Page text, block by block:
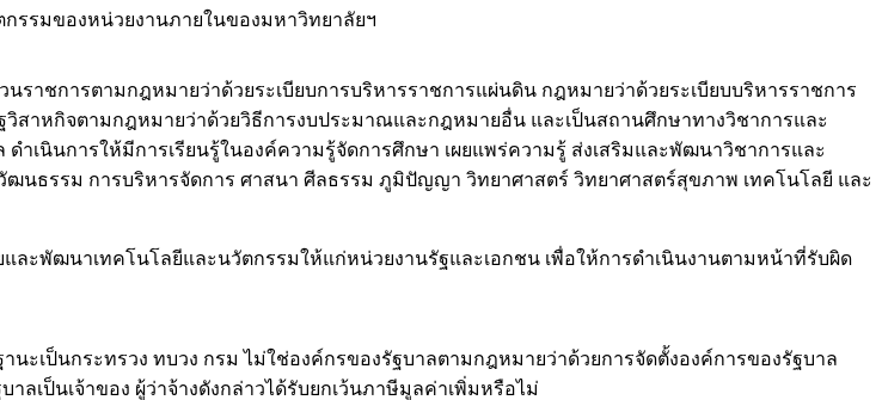
รมของหน่วยงานภายในของมหาวิทยาลัยฯ
ชการตามกฎหมายว่าด้วยระเบียบการบริหารราชการแผ่นดิน กฎหมายว่าด้วยระเบียบบริหารราชการ
สาหกิจตามกฎหมายว่าด้วยวิธีการงบประมาณและกฎหมายอื่น และเป็นสถานศึกษาทางวิชาการและ
เนินการให้มีการเรียนรู้ในองค์ความรู้จัดการศึกษา เผยแพร่ความรู้ ส่งเสริมและพัฒนาวิชาการและ
นธรรม การบริหารจัดการ ศาสนา ศีลธรรม ภูมิปัญญา วิทยาศาสตร์ วิทยาศาสตร์สุขภาพ เทคโนโลยี และ
ะพัฒนาเทคโนโลยีและนวัตกรรมให้แก่หน่วยงานรัฐและเอกชน เพื่อให้การดำเนินงานตามหน้าที่รับผิด
เป็นกระทรวง ทบวง กรม ไม่ใช่องค์กรของรัฐบาลตามกฎหมายว่าด้วยการจัดตั้งองค์การของรัฐบาล
เป็นเจ้าของ ผู้ว่าจ้างดังกล่าวได้รับยกเว้นภาษีมูลค่าเพิ่มหรือไม่